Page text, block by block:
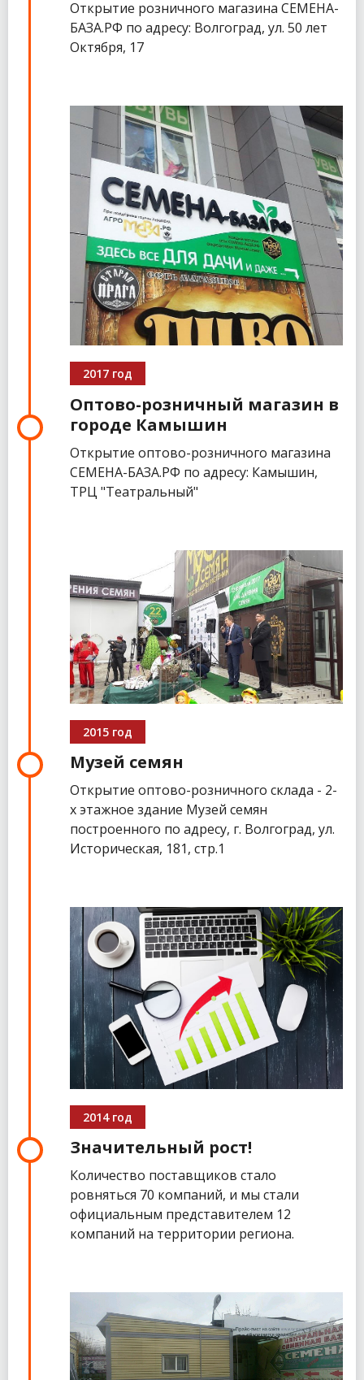
Открытие розничного магазина СЕМЕНА-
БАЗА.РФ по адресу: Волгоград, ул. 50 лет
Октября, 17
2017 год
Оптово-розничный магазин в
городе Камышин
Открытие оптово-розничного магазина
СЕМЕНА-БАЗА.РФ по адресу: Камышин,
ТРЦ "Театральный"
2015 год
Музей семян
Открытие оптово-розничного склада - 2-
х этажное здание Музей семян
построенного по адресу, г. Волгоград, ул.
Историческая, 181, стр.1
2014 год
Значительный рост!
Количество поставщиков стало
ровняться 70 компаний, и мы стали
официальным представителем 12
компаний на территории региона.